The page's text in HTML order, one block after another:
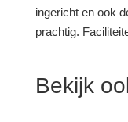
ingericht en ook
prachtig.
Bekijk